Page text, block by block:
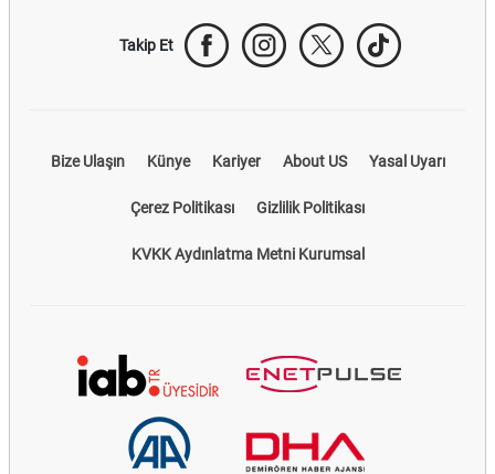
Takip Et
Bize Ulaşın Künye Kariyer About US Yasal Uyarı
Çerez Politikası Gizlilik Politikası
KVKK Aydınlatma Metni Kurumsal